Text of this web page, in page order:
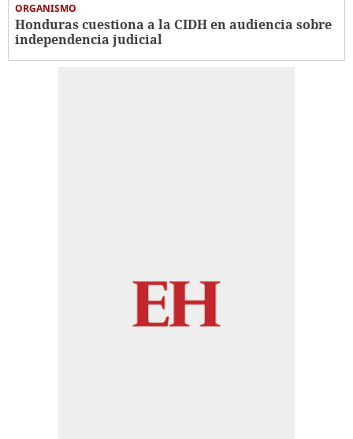
ORGANISMO
Honduras cuestiona a la CIDH en audiencia sobre
independencia judicial